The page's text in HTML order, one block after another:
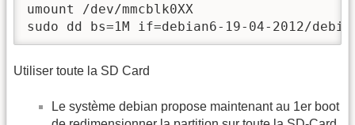
umount /dev/mmcblk0XX
sudo dd bs=1M if=debian6-19-04-2012/
Utiliser toute la SD Card
Le système debian propose maintenant au 1er boot